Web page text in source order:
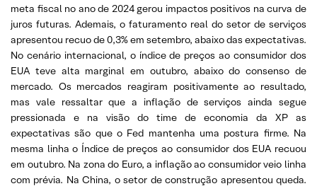
meta fiscal no ano de 2024 gerou impactos positivos na curva de
juros futuras. Ademais, o faturamento real do setor de serviços
apresentou recuo de 0,3% em setembro, abaixo das expectativas.
No cenário internacional, o índice de preços ao consumidor dos
EUA teve alta marginal em outubro, abaixo do consenso de
mercado. Os mercados reagiram positivamente ao resultado,
mas vale ressaltar que a inflação de serviços ainda segue
pressionada e na visão do time de economia da XP as
expectativas são que o Fed mantenha uma postura firme. Na
mesma linha o Índice de preços ao consumidor dos EUA recuou
em outubro. Na zona do Euro, a inflação ao consumidor veio linha
com prévia. Na China, o setor de construção apresentou queda.